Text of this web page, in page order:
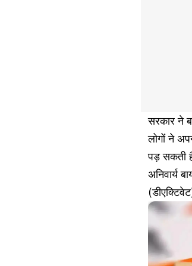
सरकार ने
लोगों ने
पड़ सकती
अनिवार्य